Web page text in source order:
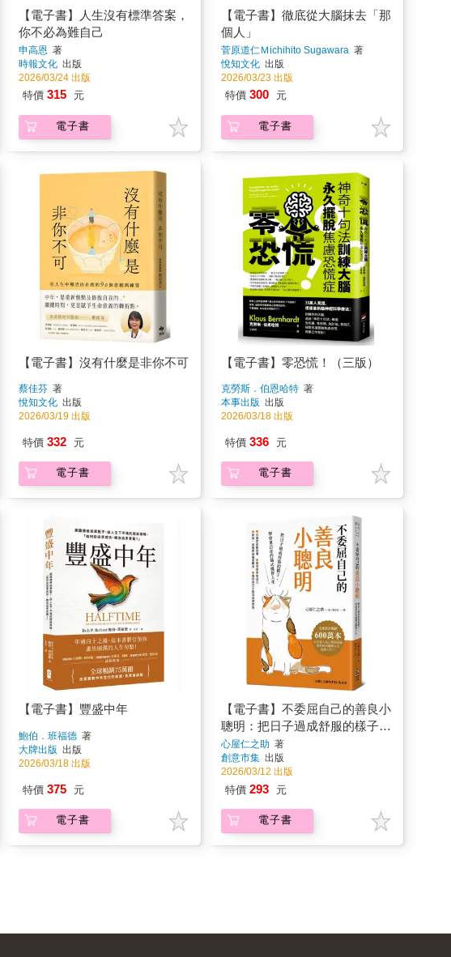
【電子書】人生沒有標準答案，
你不必為難自己
申高恩 著
時報文化 出版
2026/03/24 出版
特價 315 元
電子書
【電子書】徹底從大腦抹去「那
個人」
菅原道仁Ｍichihito Sugawara 著
悅知文化 出版
2026/03/23 出版
特價 300 元
電子書
【電子書】沒有什麼是非你不可
蔡佳芬 著
悅知文化 出版
2026/03/19 出版
特價 332 元
電子書
【電子書】零恐慌！（三版）
克勞斯．伯恩哈特 著
本事出版 出版
2026/03/18 出版
特價 336 元
電子書
【電子書】豐盛中年
鮑伯．班福德 著
大牌出版 出版
2026/03/18 出版
特價 375 元
電子書
【電子書】不委屈自己的善良小
聰明：把日子過成舒服的樣子，
學會更自在的貓式機智人生
心屋仁之助 著
創意市集 出版
2026/03/12 出版
特價 293 元
電子書